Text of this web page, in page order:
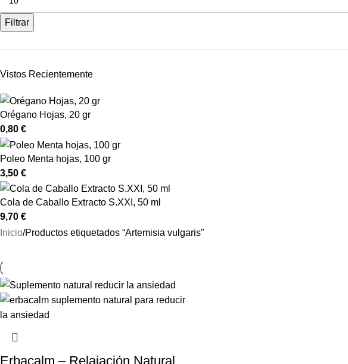
Filtrar
Vistos Recientemente
Orégano Hojas, 20 gr
0,80 €
Poleo Menta hojas, 100 gr
3,50 €
Cola de Caballo Extracto S.XXI, 50 ml
9,70 €
Inicio Productos etiquetados “Artemisia vulgaris”
Erbacalm – Relajación Natural